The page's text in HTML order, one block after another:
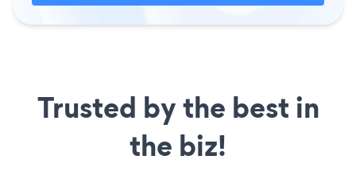
Trusted by the best in
the biz!